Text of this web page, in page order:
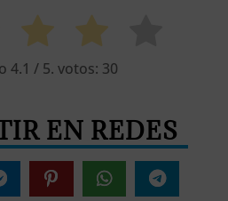
4.1 / 5. votos: 30
EN REDES